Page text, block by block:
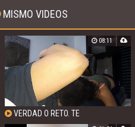
MISMO VIDEOS
VERDAD O RETO. TE
GUSTAR&IACUTEA COMERTE OTRA
08:11